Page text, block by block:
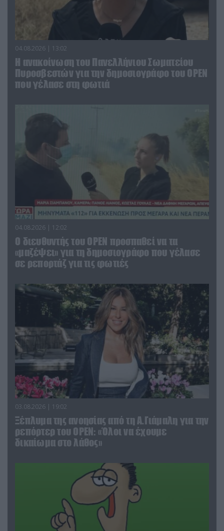
04.08.2026 | 13:02
Η ανακοίνωση του Πανελλήνιου Σωματείου
Πυροσβεστών για την δημοσιογράφο του OPEN
που γέλασε στη φωτιά
04.08.2026 | 12:02
O διευθυντής του OPEN προσπαθεί να τα
«μαζέψει» για τη δημοσιογράφο που γέλασε
σε ρεπορτάζ για τις φωτιές
03.08.2026 | 19:02
Ξέπλυμα της ανοησίας από τη Α.Γιάμαλη για την
ρεπόρτερ του ΟΡΕΝ: «Όλοι να έχουμε
δικαίωμα στο λάθος»